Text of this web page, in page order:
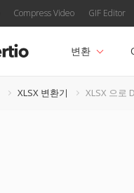
Compress Video GIF Editor
변환
XLSX 변환기 XLSX 으로